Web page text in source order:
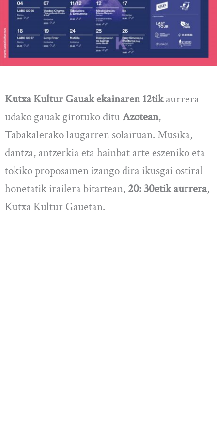
Kutxa Kultur Gauak ekainaren 12tikaurrera
udako gauak girotuko ditu Azotean,
Tabakalerako laugarren solairuan. Musika,
dantza, antzerkia eta hainbat arte eszeniko eta
tokiko proposamen izango dira ikusgai ostiral
honetatik irailera bitartean, 20: 30etik aurrera,
Kutxa Kultur Gauetan.